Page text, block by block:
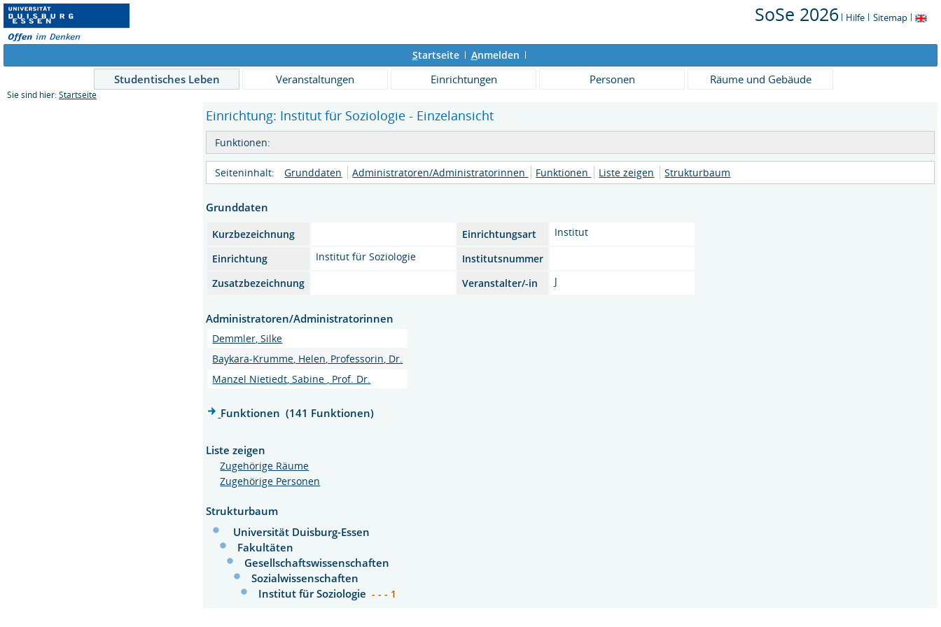
SoSe 2026 Hilfe Sitemap
Startseite Anmelden
Studentisches Leben Veranstaltungen Einrichtungen Personen Räume und Gebäude
Sie sind hier: Startseite
Einrichtung: Institut für Soziologie - Einzelansicht
Funktionen:
Seiteninhalt: Grunddaten Administratoren/Administratorinnen Funktionen Liste zeigen Strukturbaum
Grunddaten
Kurzbezeichnung Einrichtungsart
Institut
Einrichtung
Institut für Soziologie
Institutsnummer
Zusatzbezeichnung
Veranstalter/-in J
Administratoren/Administratorinnen
Demmler, Silke
Baykara-Krumme, Helen, Professorin, Dr.
Manzel Nietiedt, Sabine , Prof. Dr.
Funktionen (141 Funktionen)
Liste zeigen
Zugehörige Räume
Zugehörige Personen
Strukturbaum
Universität Duisburg-Essen
Fakultäten
Gesellschaftswissenschaften
Sozialwissenschaften
Institut für Soziologie - - - 1